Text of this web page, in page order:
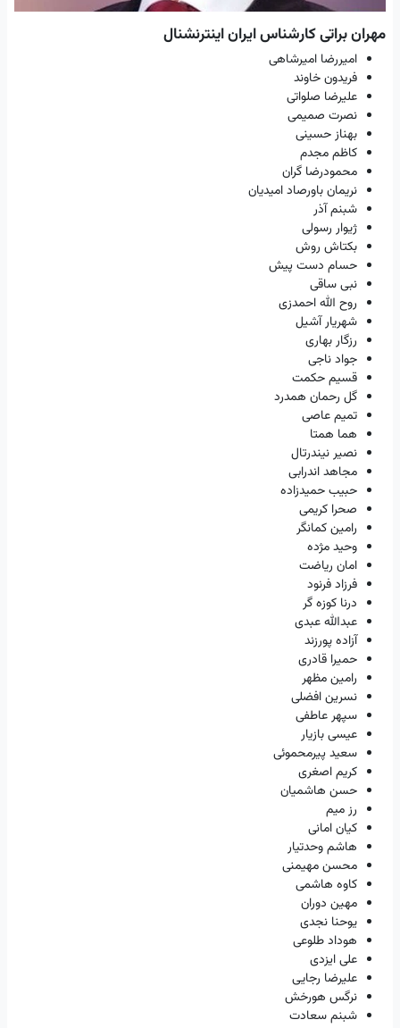
مهران براتی کارشناس ایران اینترنشنال
امیررضا امیرشاهی
فریدون خاوند
علیرضا صلواتی
نصرت صمیمی
بهناز حسینی
کاظم مجدم
محمودرضا گران
نریمان باورصاد امیدیان
شبنم آذر
ژیوار رسولی
بکتاش روش
حسام دست پیش
نبی ساقی
روح الله احمدزی
شهریار آشیل
رزگار بهاری
جواد ناجی
قسیم حکمت
گل رحمان همدرد
تمیم عاصی
هما همتا
نصیر نیندرتال
مجاهد اندرابی
حبیب حمیدزاده
صحرا کریمی
رامین کمانگر
وحید مژده
امان ریاضت
فرزاد فرنود
درنا کوزه گر
عبدالله عبدی
آزاده پورزند
حمیرا قادری
رامین مظهر
نسرین افضلی
سپهر عاطفی
عیسی بازیار
سعید پیرمحموئی
کریم اصغری
حسن هاشمیان
رز میم
کیان امانی
هاشم وحدتیار
محسن مهیمنی
کاوه هاشمی
مهین دوران
یوحنا نجدی
هوداد طلوعی
علی ایزدی
علیرضا رجایی
نرگس هورخش
شبنم سعادت